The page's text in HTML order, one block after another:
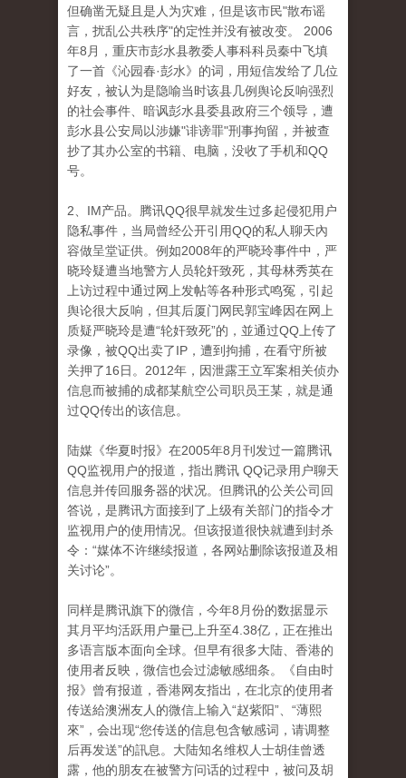
但确凿无疑且是人为灾难，但是该市民"散布谣
言，扰乱公共秩序"的定性并没有被改变。 2006
年8月，重庆市彭水县教委人事科科员秦中飞填
了一首《沁园春·彭水》的词，用短信发给了几位
好友，被认为是隐喻当时该县几例舆论反响强烈
的社会事件、暗讽彭水县委县政府三个领导，遭
彭水县公安局以涉嫌"诽谤罪"刑事拘留，并被查
抄了其办公室的书籍、电脑，没收了手机和QQ
号。
2、IM产品。腾讯QQ很早就发生过多起侵犯用户
隐私事件，当局曾经公开引用QQ的私人聊天內
容做呈堂证供。例如2008年的严晓玲事件中，严
晓玲疑遭当地警方人员轮奸致死，其母林秀英在
上访过程中通过网上发帖等各种形式鸣冤，引起
舆论很大反响，但其后厦门网民郭宝峰因在网上
质疑严晓玲是遭“轮奸致死”的，並通过QQ上传了
录像，被QQ出卖了IP，遭到拘捕，在看守所被
关押了16日。2012年，因泄露王立军案相关侦办
信息而被捕的成都某航空公司职员王某，就是通
过QQ传出的该信息。
陆媒《华夏时报》在2005年8月刊发过一篇腾讯
QQ监视用户的报道，指出腾讯 QQ记录用户聊天
信息并传回服务器的状况。但腾讯的公关公司回
答说，是腾讯方面接到了上级有关部门的指令才
监视用户的使用情况。但该报道很快就遭到封杀
令：“媒体不许继续报道，各网站删除该报道及相
关讨论”。
同样是腾讯旗下的微信，今年8月份的数据显示
其月平均活跃用户量已上升至4.38亿，正在推出
多语言版本面向全球。但早有很多大陆、香港的
使用者反映，微信也会过滤敏感细条。《自由时
报》曾有报道，香港网友指出，在北京的使用者
传送給澳洲友人的微信上输入“赵紫阳”、“薄熙
來”，会出现“您传送的信息包含敏感词，请调整
后再发送”的訊息。大陆知名维权人士胡佳曾透
露，他的朋友在被警方问话的过程中，被问及胡